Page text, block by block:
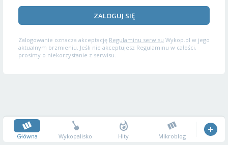
ZALOGUJ SIĘ
Zalogowanie oznacza akceptację Regulaminu serwisu Wykop.pl w jego
aktualnym brzmieniu. Jeśli nie akceptujesz Regulaminu w całości,
prosimy o niekorzystanie z serwisu.
Główna Wykopalisko Hity Mikroblog